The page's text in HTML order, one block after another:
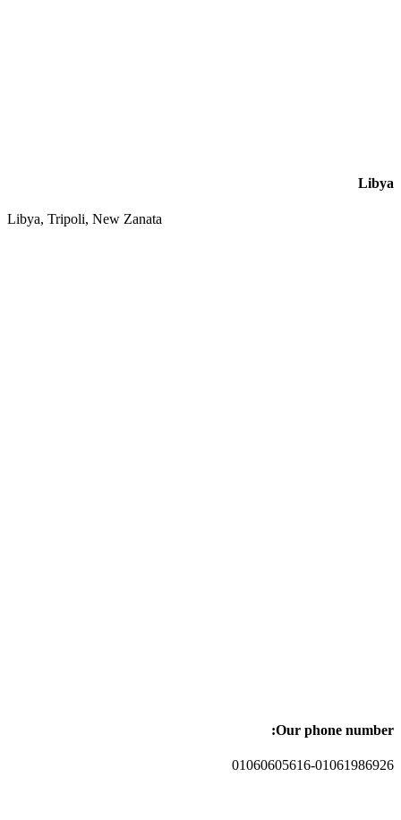
Libya
Libya, Tripoli, New Zanata
Our phone number:
01060605616-01061986926